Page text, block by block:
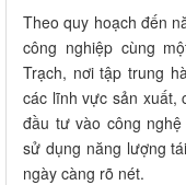
Theo quy hoạch đến
công nghiệp cùng
Trạch, nơi tập trung
các lĩnh vực sản xuất,
đầu tư vào công
sử dụng năng lượng
ngày càng rõ nét.